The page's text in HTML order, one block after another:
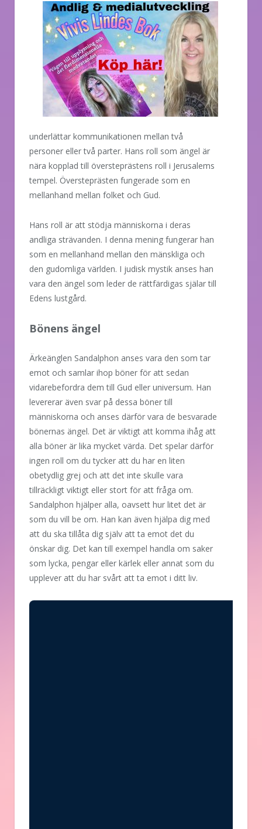
underlättar kommunikationen mellan två
personer eller två parter. Hans roll som ängel är
nära kopplad till översteprästens roll i Jerusalems
tempel. Översteprästen fungerade som en
mellanhand mellan folket och Gud.
Hans roll är att stödja människorna i deras
andliga strävanden. I denna mening fungerar han
som en mellanhand mellan den mänskliga och
den gudomliga världen. I judisk mystik anses han
vara den ängel som leder de rättfärdigas själar till
Edens lustgård.
Bönens ängel
Ärkeänglen Sandalphon anses vara den som tar
emot och samlar ihop böner för att sedan
vidarebefordra dem till Gud eller universum. Han
levererar även svar på dessa böner till
människorna och anses därför vara de besvarade
bönernas ängel. Det är viktigt att komma ihåg att
alla böner är lika mycket värda. Det spelar därför
ingen roll om du tycker att du har en liten
obetydlig grej och att det inte skulle vara
tillräckligt viktigt eller stort för att fråga om.
Sandalphon hjälper alla, oavsett hur litet det är
som du vill be om. Han kan även hjälpa dig med
att du ska tillåta dig själv att ta emot det du
önskar dig. Det kan till exempel handla om saker
som lycka, pengar eller kärlek eller annat som du
upplever att du har svårt att ta emot i ditt liv.